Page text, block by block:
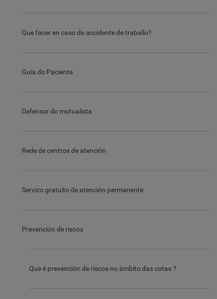
Que facer en caso de accidente de traballo?
Guía do Paciente
Defensor do mutualista
Rede de centros de atención
Servizo gratuíto de atención permanente
Prevención de riscos
Que é prevención de riscos no ámbito das cotas ?